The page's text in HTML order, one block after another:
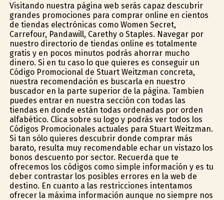
Visitando nuestra página web serás capaz descubrir
grandes promociones para comprar online en cientos
de tiendas electrónicas como Women Secret,
Carrefour, Pandawill, Carethy o Staples. Navegar por
nuestro directorio de tiendas online es totalmente
gratis y en pocos minutos podrás ahorrar mucho
dinero. Si en tu caso lo que quieres es conseguir un
Código Promocional de Stuart Weitzman concreta,
nuestra recomendación es buscarla en nuestro
buscador en la parte superior de la página. Tambien
puedes entrar en nuestra sección con todas las
tiendas en donde están todas ordenadas por orden
alfabético. Clica sobre su logo y podrás ver todos los
Códigos Promocionales actuales para Stuart Weitzman.
Si tan sólo quieres descubrir donde comprar más
barato, resulta muy recomendable echar un vistazo los
bonos descuento por sector. Recuerda que te
ofrecemos los códigos como simple información y es tu
deber contrastar los posibles errores en la web de
destino. En cuanto a las restricciones intentamos
ofrecer la máxima información aunque no siempre nos